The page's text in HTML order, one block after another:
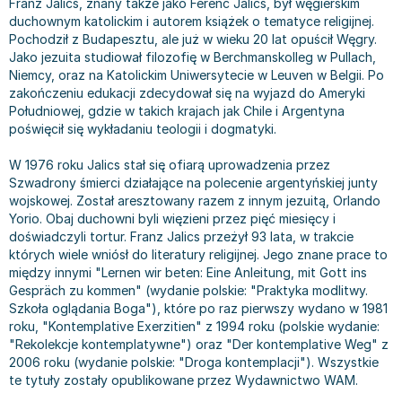
Bajki wiersze
Do kolorowania i naklejania
Kontrastowe obrazki
Kreatywne / Aktywizujące
Poznawanie świata
Podręczniki szkolne
Edukacja przedszkolna
Liceum, Technikum
Szkoła podstawowa
Szkoły wyższe
Szkoła zawodowa
Książki: finanse, księgowość, bankowość
Książki o gospodarce
Inne
Książki o marketingu
Książki o zarządzaniu
Historia - książki
Archeologia - książki
Historia Polski - książki
Historia świata - książki
II Wojna Światowa - książki
Książki militarne
Książki: Prawo
Inne
Książki: Prawo administracyjne
Książki: Prawo cywilne
Książki: Prawo finansowe
Książki: Prawo karne
Książki: pamiętniki, dzienniki i listy
Wywiady, wspomnienia - książki
Komiksy
Komiksy dla dorosłych
Komiksy dla dzieci
Komiksy dla młodzieży
Komiksy obcojęzyczne
Fantastyka, horror - książki
Książki fantasy
Książki horrory
Science Fiction - książki
Książki kryminały
Książki z poezją, aforyzmami i dramaty
Książki dramaty
Książki humorystyczne i aforyzmy
Tomiki poezji
Książki o sztuce
Liceum i technikum
Podręczniki do 1 klasy liceum i technikum
Podręczniki do 2 klasy liceum i technikum
Podręczniki do 3 klasy liceum i technikum
Podręczniki do klasy 4 liceum i technikum
Podręczniki do szkoły zawodowej
Podręczniki do 1 klasy szkoły zawodowej
Podręczniki do 2 klasy szkoły zawodowej
Podręczniki do 3 klasy szkoły zawodowej
Książki dla dzieci
Książki dla dzieci do 2 lat
Książki: bajki dla dzieci do 2 lat
Do kąpieli i zabawy
Kolorowanki i książki do naklejania do 2 lat
Książki grające, z puzzlami i magnesami do 2 lat
Obrazki kontrastowe dla niemowląt
Poznawanie świata dla dzieci do 2 lat - książki
Książki o sportowcach
Książki: Turystyka i podróże
Albumy krajoznawcze
Albumy krajoznawcze - Polska
Albumy krajoznawcze - Świat
Atlasy
Atlasy - Polska
Atlasy - świat
Globusy
Mapy
Mapy - Polska
Mapy - Świat
Przewodniki turystyczne
Przewodniki turystyczne - Polska
Przewodniki turystyczne - Świat
Książki: Zdrowie, rodzina, związki
Książki: Rodzina, związki
Julian Tuwim
Bracia Grimm
Stephen King
Tanya Valko
Lauren Kate
Jan Brzechwa
E. L. James
Virginia C. Andrews
Waldemar Łysiak
Monika Szwaja
Camilla Läckberg
Jan Kochanowski
Henning Mankell
Beata Pawlikowska
L.J. Smith
Diana Palmer
Bear Grylls
Franz Jalics, znany także jako Ferenc Jálics, był węgierskim
duchownym katolickim i autorem książek o tematyce religijnej.
Pochodził z Budapesztu, ale już w wieku 20 lat opuścił Węgry.
Jako jezuita studiował filozofię w Berchmanskolleg w Pullach,
Niemcy, oraz na Katolickim Uniwersytecie w Leuven w Belgii. Po
zakończeniu edukacji zdecydował się na wyjazd do Ameryki
Południowej, gdzie w takich krajach jak Chile i Argentyna
poświęcił się wykładaniu teologii i dogmatyki.
W 1976 roku Jalics stał się ofiarą uprowadzenia przez
Szwadrony śmierci działające na polecenie argentyńskiej junty
wojskowej. Został aresztowany razem z innym jezuitą, Orlando
Yorio. Obaj duchowni byli więzieni przez pięć miesięcy i
doświadczyli tortur. Franz Jalics przeżył 93 lata, w trakcie
których wiele wniósł do literatury religijnej. Jego znane prace to
między innymi "Lernen wir beten: Eine Anleitung, mit Gott ins
Gespräch zu kommen" (wydanie polskie: "Praktyka modlitwy.
Szkoła oglądania Boga"), które po raz pierwszy wydano w 1981
roku, "Kontemplative Exerzitien" z 1994 roku (polskie wydanie:
"Rekolekcje kontemplatywne") oraz "Der kontemplative Weg" z
2006 roku (wydanie polskie: "Droga kontemplacji"). Wszystkie
te tytuły zostały opublikowane przez Wydawnictwo WAM.